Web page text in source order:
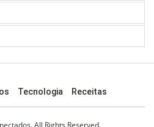
Tecnologia Receitas